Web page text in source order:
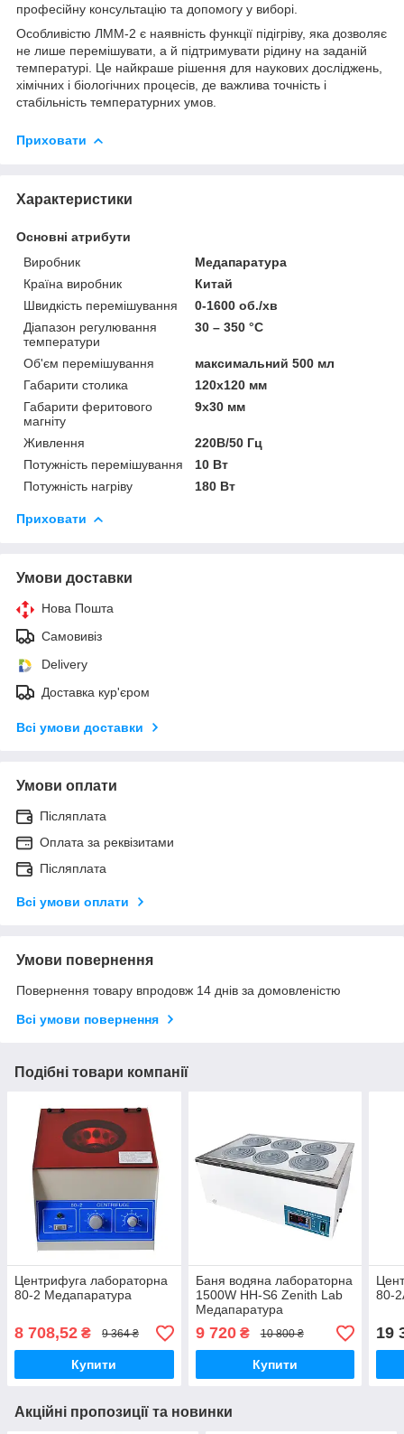
професійну консультацію та допомогу у виборі.
Особливістю ЛММ-2 є наявність функції підігріву, яка дозволяє
не лише перемішувати, а й підтримувати рідину на заданій
температурі. Це найкраше рішення для наукових досліджень,
хімічних і біологічних процесів, де важлива точність і
стабільність температурних умов.
Приховати
Характеристики
Основні атрибути
Виробник
Медапаратура
Країна виробник
Китай
Швидкість перемішування
0-1600 об./хв
Діапазон регулювання
температури
30 – 350 °C
Об'єм перемішування
максимальний 500 мл
Габарити столика
120х120 мм
Габарити феритового
магніту
9х30 мм
Живлення
220В/50 Гц
Потужність перемішування
10 Вт
Потужність нагріву
180 Вт
Приховати
Умови доставки
Нова Пошта
Самовивіз
Delivery
Доставка кур'єром
Всі умови доставки
Умови оплати
Післяплата
Оплата за реквізитами
Післяплата
Всі умови оплати
Умови повернення
Повернення товару впродовж 14 днів за домовленістю
Всі умови повернення
Подібні товари компанії
Центрифуга лабораторна
80-2 Медапаратура
8 708,52 ₴ 9 364 ₴
Купити
Баня водяна лабораторна
1500W HH-S6 Zenith Lab
Медапаратура
9 720₴ 10 800 ₴
Купити
80-
19
Акційні пропозиції та новинки